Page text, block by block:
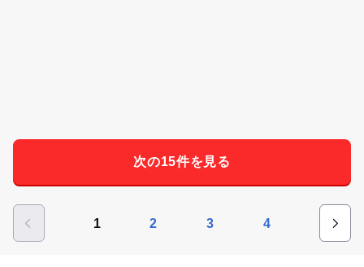
次の15件を見る
1 2 3 4